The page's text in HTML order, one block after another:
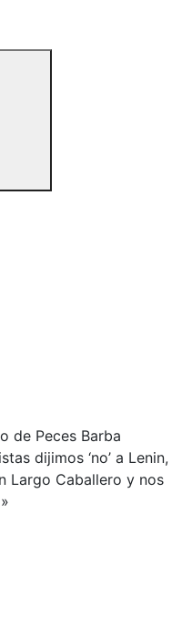
de Peces Barba
dijimos ‘no’ a Lenin,
Largo Caballero y nos